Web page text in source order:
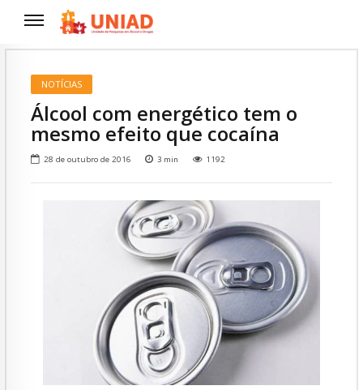
NOTÍCIAS
Álcool com energético tem o
mesmo efeito que cocaína
28 de outubro de 2016 3 min 1192